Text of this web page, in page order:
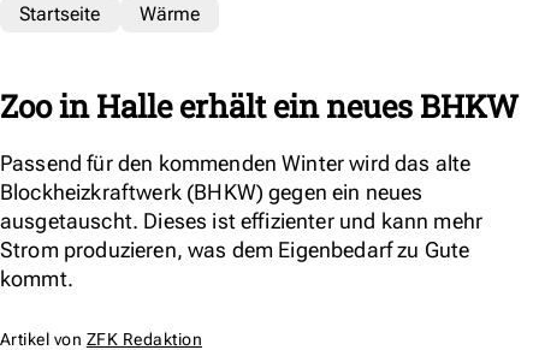
Startseite Wärme
Zoo in Halle erhält ein neues BHKW
Passend für den kommenden Winter wird das alte
Blockheizkraftwerk (BHKW) gegen ein neues
ausgetauscht. Dieses ist effizienter und kann mehr
Strom produzieren, was dem Eigenbedarf zu Gute
kommt.
Artikel von ZFK Redaktion